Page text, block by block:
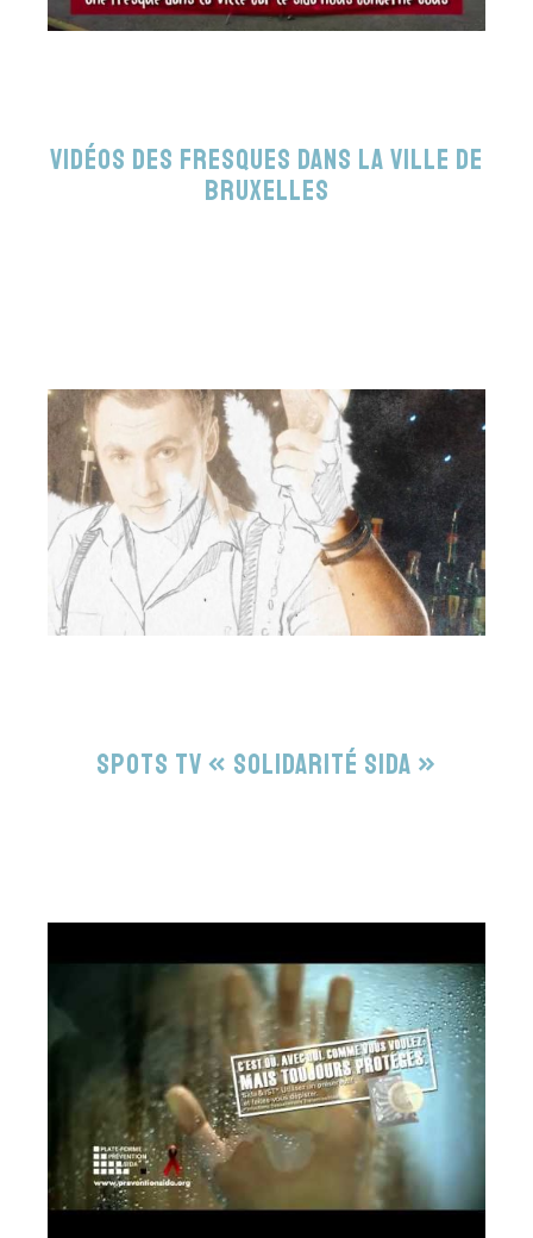
Vidéos des fresques dans la ville de
Bruxelles
Spots TV « Solidarité sida »